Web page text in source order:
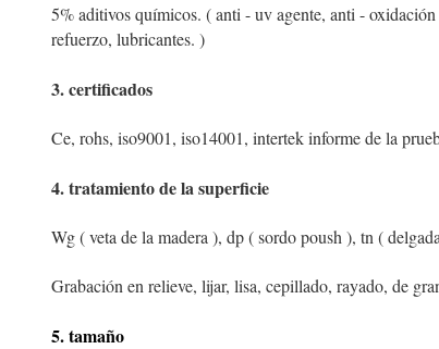
5% aditivos químicos. ( anti - uv agente, anti -
refuerzo, lubricantes. )
3. certificados
Ce, rohs, iso9001, iso14001, intertek informe de la
4. tratamiento de la superficie
Wg ( veta de la madera ), dp ( sordo poush ), tn (
Grabación en relieve, lijar, lisa, cepillado, rayado, de
5. tamaño